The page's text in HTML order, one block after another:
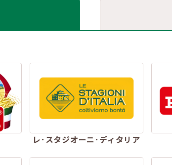
レ･スタジオーニ･ディタリア